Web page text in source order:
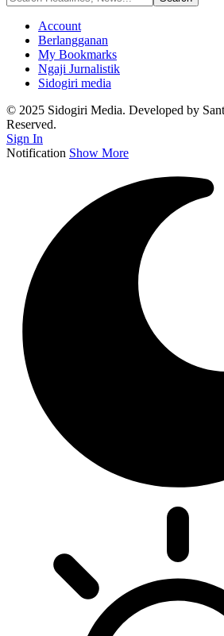
Account
Berlangganan
My Bookmarks
Ngaji Jurnalistik
Sidogiri media
© 2025 Sidogiri Media. Developed by
Reserved.
Sign In
Notification Show More